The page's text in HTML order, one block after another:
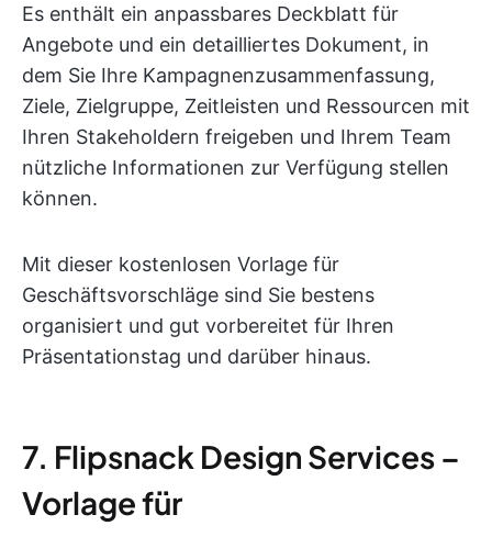
Es enthält ein anpassbares Deckblatt für
Angebote und ein detailliertes Dokument, in
dem Sie Ihre Kampagnenzusammenfassung,
Ziele, Zielgruppe, Zeitleisten und Ressourcen mit
Ihren Stakeholdern freigeben und Ihrem Team
nützliche Informationen zur Verfügung stellen
können.
Mit dieser kostenlosen Vorlage für
Geschäftsvorschläge sind Sie bestens
organisiert und gut vorbereitet für Ihren
Präsentationstag und darüber hinaus.
7. Flipsnack Design Services –
Vorlage für